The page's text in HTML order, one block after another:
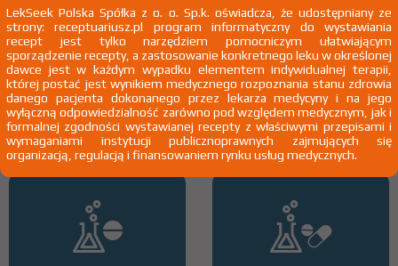
Wszystkie dawki leku ATC
LekSeek Polska Spółka z o. o. Sp.k. oświadcza, że udostępniany ze
strony: receptuariusz.pl program informatyczny do wystawiania
recept jest tylko narzędziem pomocniczym ułatwiającym
sporządzenie recepty, a zastosowanie konkretnego leku w określonej
dawce jest w każdym wypadku elementem indywidualnej terapii,
której postać jest wynikiem medycznego rozpoznania stanu zdrowia
danego pacjenta dokonanego przez lekarza medycyny i na jego
wyłączną odpowiedzialność zarówno pod względem medycznym, jak i
formalnej zgodności wystawianej recepty z właściwymi przepisami i
wymaganiami instytucji publicznoprawnych zajmujących się
organizacją, regulacją i finansowaniem rynku usług medycznych.